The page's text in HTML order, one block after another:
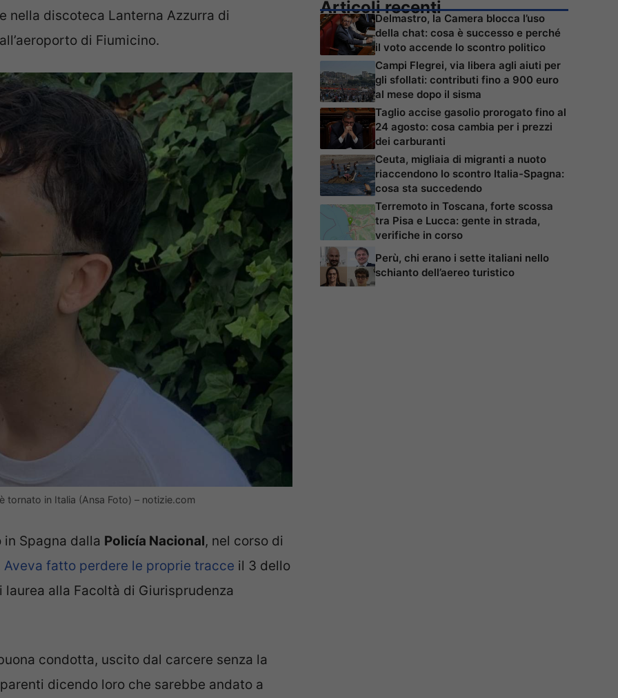
nella discoteca Lanterna Azzurra di
di Fiumicino.
tornato in Italia (Ansa Foto) – notizie.com
Spagna dalla Policía Nacional, nel corso di
Aveva fatto perdere le proprie tracce il 3 dello
alla Facoltà di Giurisprudenza
condotta, uscito dal carcere senza la
dicendo loro che sarebbe andato a
Articoli recenti
Delmastro, la Camera blocca l’uso
della chat: cosa è successo e perché
il voto accende lo scontro politico
Campi Flegrei, via libera agli aiuti per
gli sfollati: contributi fino a 900 euro
al mese dopo il sisma
Taglio accise gasolio prorogato fino al
24 agosto: cosa cambia per i prezzi
dei carburanti
Ceuta, migliaia di migranti a nuoto
riaccendono lo scontro Italia-Spagna:
cosa sta succedendo
Terremoto in Toscana, forte scossa
tra Pisa e Lucca: gente in strada,
verifiche in corso
Perù, chi erano i sette italiani nello
schianto dell’aereo turistico